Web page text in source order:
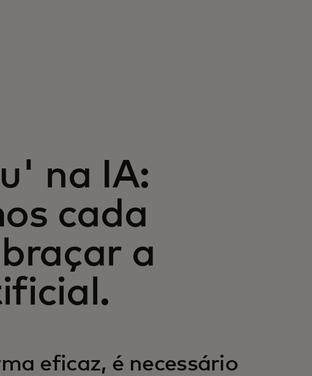
na IA:
cada
a
eficaz, é necessário